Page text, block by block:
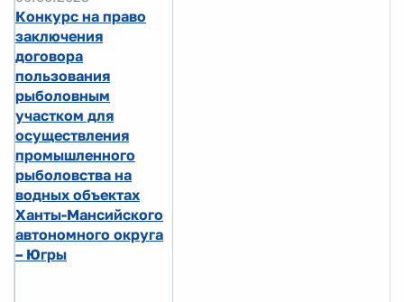
Конкурс на право
заключения
договора
пользования
рыболовным
участком для
осуществления
промышленного
рыболовства на
водных объектах
Ханты-Мансийского
автономного округа
– Югры